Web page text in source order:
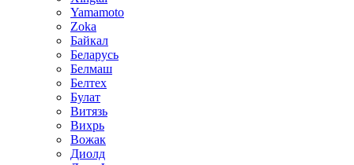
Yamamoto
Zoka
Байкал
Беларусь
Белмаш
Белтех
Булат
Витязь
Вихрь
Вожак
Диолд